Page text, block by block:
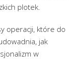
plotek.
operacji, które do
jak
w